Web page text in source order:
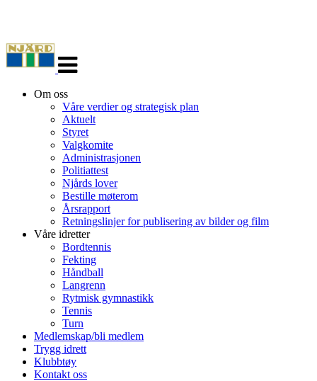
navigasjon
Om oss
Våre verdier og strategisk plan
Aktuelt
Styret
Valgkomite
Administrasjonen
Politiattest
Njårds lover
Bestille møterom
Årsrapport
Retningslinjer for publisering av bilder og film
Våre idretter
Bordtennis
Fekting
Håndball
Langrenn
Rytmisk gymnastikk
Tennis
Turn
Medlemskap/bli medlem
Trygg idrett
Klubbtøy
Kontakt oss